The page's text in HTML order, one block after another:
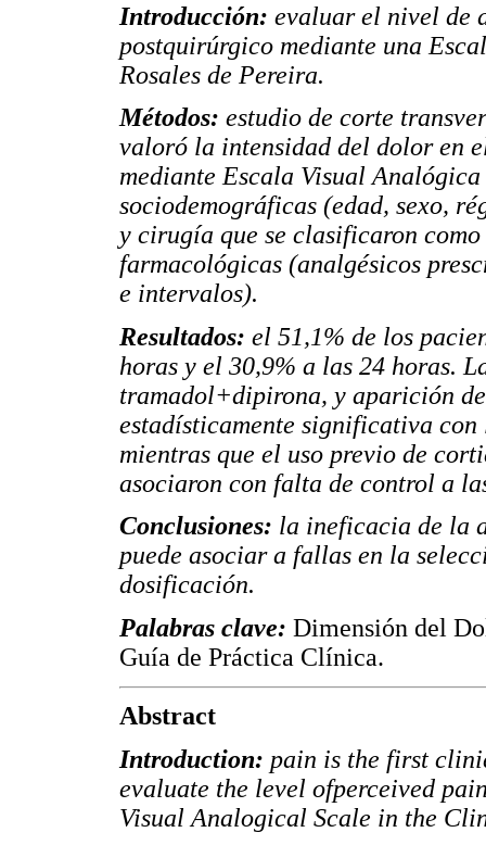
Introducción: evaluar el nivel de
postquirúrgico mediante una
Rosales de Pereira.
Métodos: estudio de corte
valoró la intensidad del dolor en
mediante Escala Visual
sociodemográficas (edad, sexo,
y cirugía que se clasificaron
farmacológicas (analgésicos
e intervalos).
Resultados: el 51,1% de los
horas y el 30,9% a las 24 horas.
tramadol+dipirona, y aparición
estadísticamente significativa
mientras que el uso previo de
asociaron con falta de control a
Conclusiones: la ineficacia de la
puede asociar a fallas en la
dosificación.
Palabras clave: Dimensión del
Guía de Práctica Clínica.
Abstract
Introduction: pain is the first
evaluate the level ofperceived
Visual Analogical Scale in the